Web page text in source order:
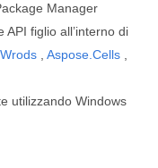
Manager
figlio all’interno di
Aspose.Cells
utilizzando Windows